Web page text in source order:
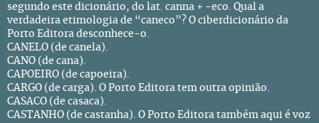
segundo este dicionário, do lat. canna + -eco. Qual a
verdadeira etimologia de “caneco”? O ciberdicionário da
Porto Editora desconhece-o.
CANELO (de canela).
CANO (de cana).
CAPOEIRO (de capoeira).
CARGO (de carga). O Porto Editora tem outra opinião.
CASACO (de casaca).
CASTANHO (de castanha). O Porto Editora também aqui é voz